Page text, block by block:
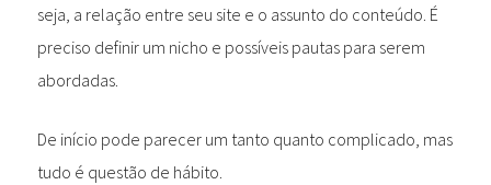
seja, a relação entre seu site e o assunto do conteúdo. É
preciso definir um nicho e possíveis pautas para serem
abordadas.
De início pode parecer um tanto quanto complicado, mas
tudo é questão de hábito.